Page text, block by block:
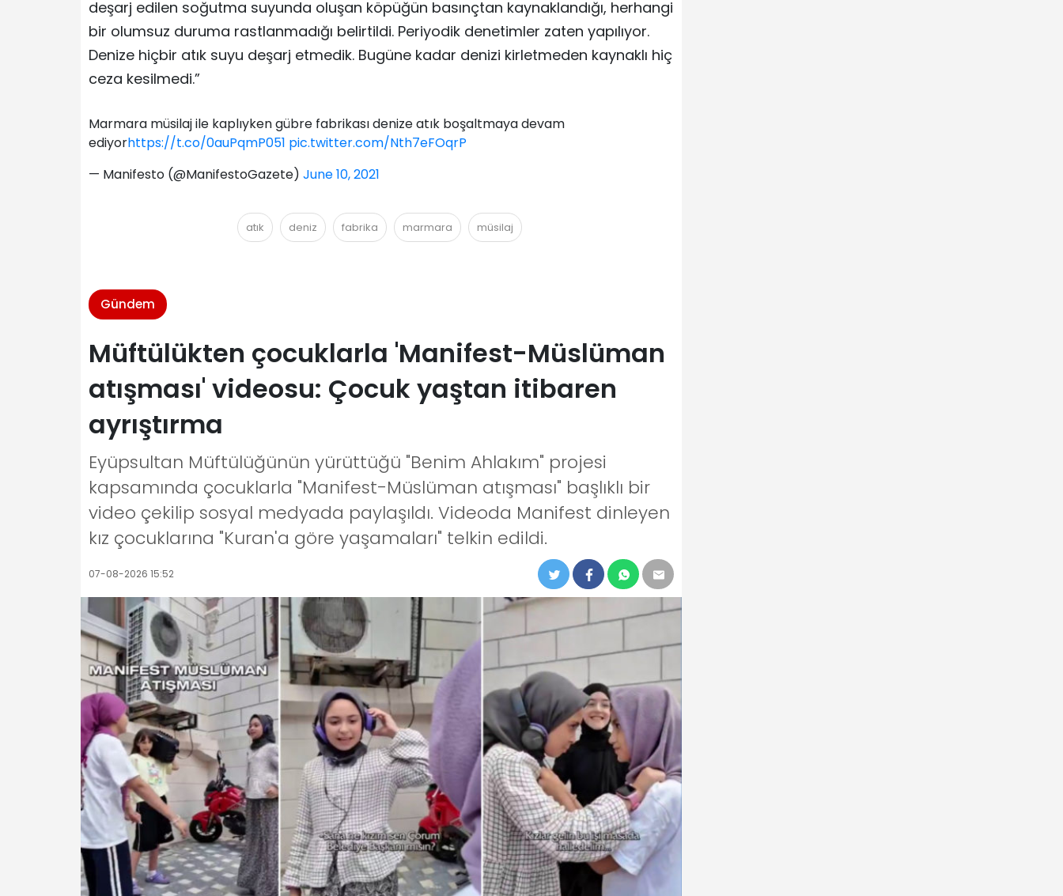
deşarj edilen soğutma suyunda oluşan köpüğün basınçtan kaynaklandığı, herhangi
bir olumsuz duruma rastlanmadığı belirtildi. Periyodik denetimler zaten yapılıyor.
Denize hiçbir atık suyu deşarj etmedik. Bugüne kadar denizi kirletmeden kaynaklı hiç
ceza kesilmedi.”
Marmara müsilaj ile kaplıyken gübre fabrikası denize atık boşaltmaya devam
ediyorhttps://t.co/0auPqmP051 pic.twitter.com/Nth7eFOqrP
— Manifesto (@ManifestoGazete) June 10, 2021
atık deniz fabrika marmara müsilaj
Gündem
Müftülükten çocuklarla 'Manifest-Müslüman
atışması' videosu: Çocuk yaştan itibaren
ayrıştırma
Eyüpsultan Müftülüğünün yürüttüğü "Benim Ahlakım" projesi
kapsamında çocuklarla "Manifest-Müslüman atışması" başlıklı bir
video çekilip sosyal medyada paylaşıldı. Videoda Manifest dinleyen
kız çocuklarına "Kuran'a göre yaşamaları" telkin edildi.
07-08-2026 15:52